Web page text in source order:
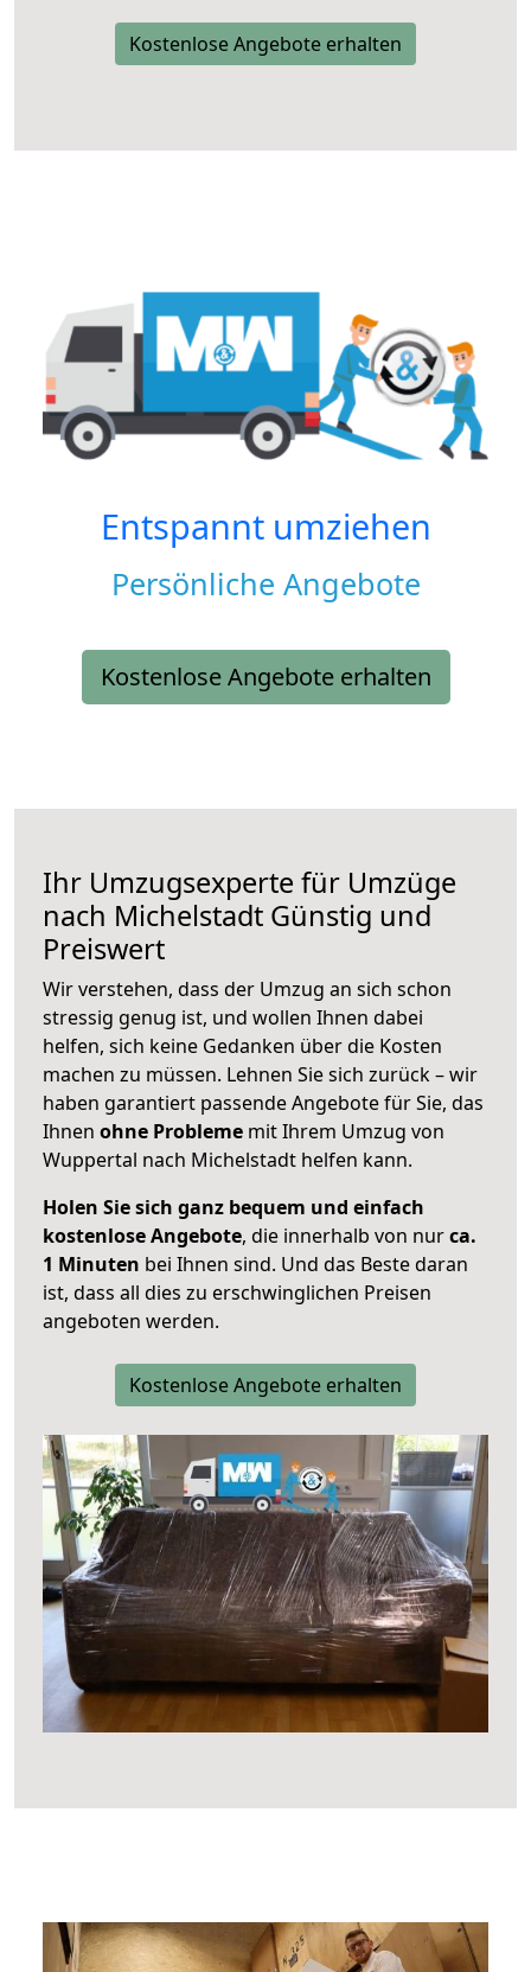
Kostenlose Angebote erhalten
Entspannt umziehen
Persönliche Angebote
Kostenlose Angebote erhalten
Ihr Umzugsexperte für Umzüge
nach Michelstadt Günstig und
Preiswert
Wir verstehen, dass der Umzug an sich schon
stressig genug ist, und wollen Ihnen dabei
helfen, sich keine Gedanken über die Kosten
machen zu müssen. Lehnen Sie sich zurück – wir
haben garantiert passende Angebote für Sie, das
Ihnen ohne Probleme mit Ihrem Umzug von
Wuppertal nach Michelstadt helfen kann.
Holen Sie sich ganz bequem und einfach
kostenlose Angebote, die innerhalb von nurca.
1 Minuten bei Ihnen sind. Und das Beste daran
ist, dass all dies zu erschwinglichen Preisen
angeboten werden.
Kostenlose Angebote erhalten